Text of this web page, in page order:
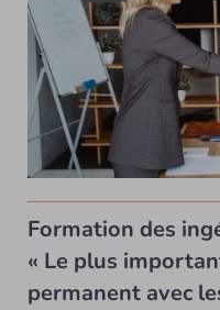
Formation des
« Le plus
permanent avec